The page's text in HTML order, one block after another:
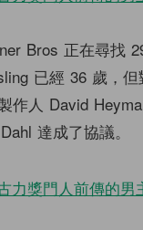
Bros 正在尋找
已經 36 歲，
作人 David
達成了協議。